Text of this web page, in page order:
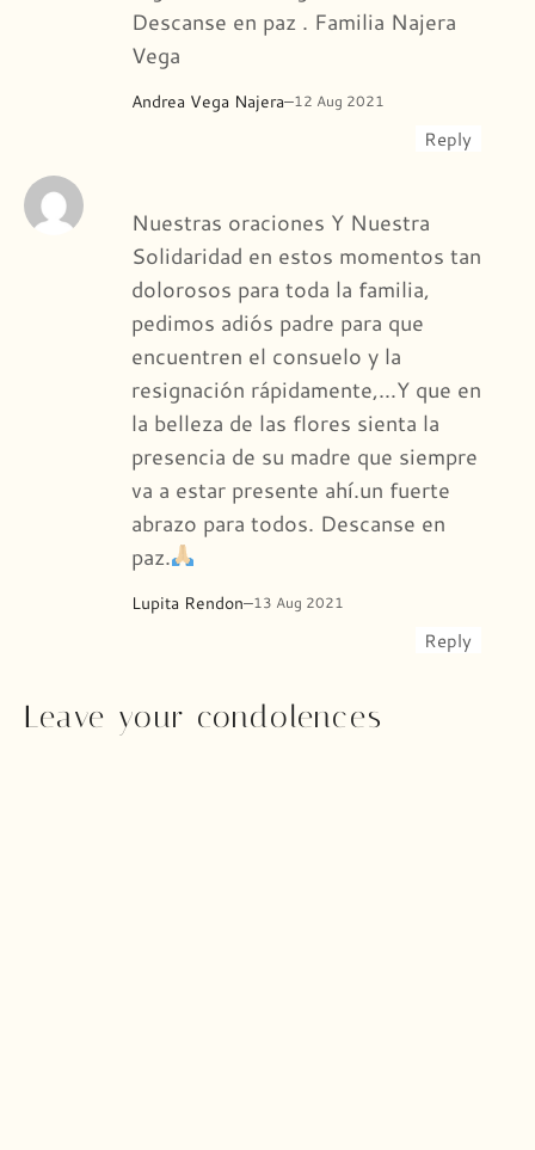
Andrea Vega Najera–12 Aug 2021
Descanse en paz . Familia Najera
Vega
Reply
Lupita Rendon–13 Aug 2021
Nuestras oraciones Y Nuestra
Solidaridad en estos momentos tan
dolorosos para toda la familia,
pedimos adiós padre para que
encuentren el consuelo y la
resignación rápidamente,…Y que en
la belleza de las flores sienta la
presencia de su madre que siempre
va a estar presente ahí.un fuerte
abrazo para todos. Descanse en
paz.
Reply
Leave your condolences